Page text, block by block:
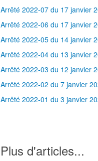
Arrêté 2022-07 du 17 janvier
Arrêté 2022-06 du 17 janvier
Arrêté 2022-05 du 14 janvier
Arrêté 2022-04 du 13 janvier
Arrêté 2022-03 du 12 janvier
Arrêté 2022-02 du 7 janvier
Arrêté 2022-01 du 3 janvier
Plus d'articles...